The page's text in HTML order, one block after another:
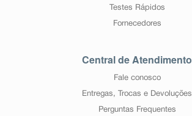
Testes Rápidos
Fornecedores
Central de Atendimento
Fale conosco
Entregas, Trocas e Devoluções
Perguntas Frequentes